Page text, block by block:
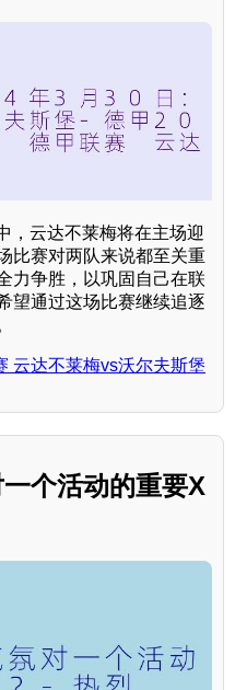
，云达不莱梅将在主场迎
比赛对两队来说都至关重
力争胜，以巩固自己在联
望通过这场比赛继续追逐
云达不莱梅vs沃尔夫斯堡
个活动的重要X